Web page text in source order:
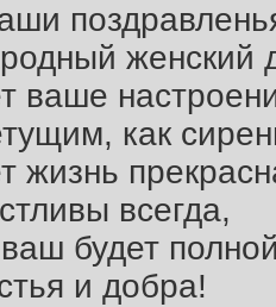
женский
ваше
как
жизнь
всегда,
будет
и добра!